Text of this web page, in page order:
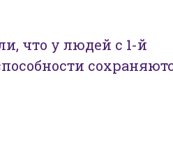
что у людей с 1-й